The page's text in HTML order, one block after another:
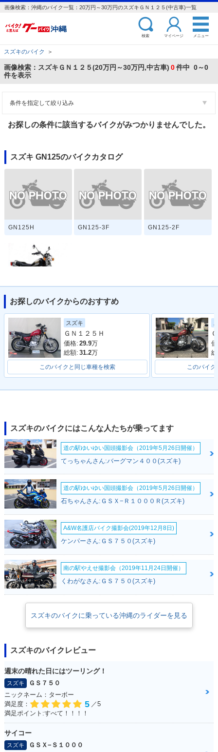
画像検索：沖縄のバイク一覧：20万円～30万円のスズキＧＮ１２５(中古車)一覧
検索 マイページ メニュー
スズキのバイク ＞
画像検索：スズキＧＮ１２５(20万円～30万円,中古車) 0件中 0～0
件を表示
条件を指定して絞り込み
お探しの条件に該当するバイクがみつかりませんでした。
スズキ GN125のバイクカタログ
GN125H GN125-3F GN125-2F
GN125
お探しのバイクからのおすすめ
スズキ
ＧＮ１２５Ｈ
価格: 29.9万
総額: 31.2万
このバイクと同じ車種を検索 このバイク
スズキのバイクにはこんな人たちが乗ってます
道の駅ゆいゆい国頭撮影会（2019年5月26日開催）
てっちゃんさん:バーグマン４００(スズキ)
道の駅ゆいゆい国頭撮影会（2019年5月26日開催）
石ちゃんさん:ＧＳＸ−Ｒ１０００Ｒ(スズキ)
A&W名護店バイク撮影会(2019年12月8日)
ケンパーさん:ＧＳ７５０(スズキ)
南の駅やえせ撮影会（2019年11月24日開催）
くわがなさん:ＧＳ７５０(スズキ)
スズキのバイクに乗っている沖縄のライダーを見る
スズキのバイクレビュー
週末の晴れた日にはツーリング！
スズキ
ＧＳ７５０
ニックネーム：ターボー
満足度：
5 ／5
満足ポイント:すべて！！！！
サイコー
スズキ
ＧＳＸ−Ｓ１０００